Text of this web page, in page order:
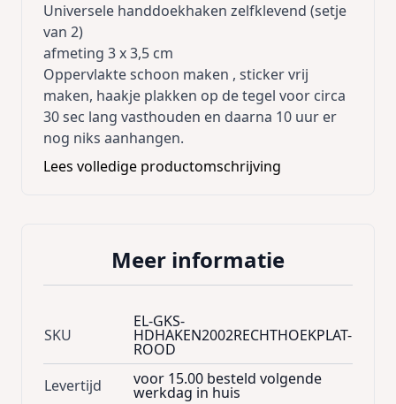
Universele handdoekhaken zelfklevend (setje
van 2)
afmeting 3 x 3,5 cm
Oppervlakte schoon maken , sticker vrij
maken, haakje plakken op de tegel voor circa
30 sec lang vasthouden en daarna 10 uur er
nog niks aanhangen.
Lees volledige productomschrijving
Meer informatie
SKU
EL-GKS-
HDHAKEN2002RECHTHOEKPLAT-
ROOD
Levertijd
voor 15.00 besteld volgende
werkdag in huis